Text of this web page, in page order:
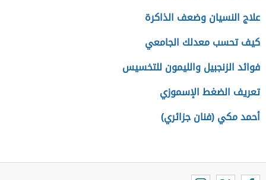
علاج النسيان وضعف الذاكرة
كيف تحسب معدلك الجامعي
فوائد الزنجبيل والليمون للتخسيس
تعريف الضغط الإسموزي
أحمد مكي (فنان جزائري)